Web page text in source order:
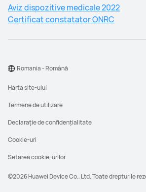
Aviz dispozitive medicale 2022
Certificat constatator ONRC
©2026 Huawei Device Co., Ltd. Toate drepturile
Harta site-ului
Termene de utilizare
Declarație de confidențialitate
Cookie-uri
Setarea cookie-urilor
Romania - Română